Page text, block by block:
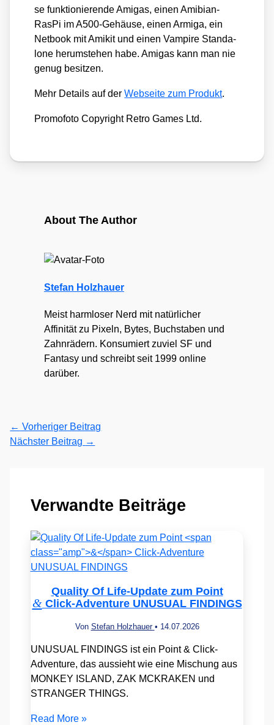
se funk­tio­nie­ren­de Ami­gas, einen Ami­bi­an-
RasPi im A500-Gehäu­se, einen Armi­ga, ein
Net­book mit Ami­kit und einen Vam­pi­re Stan­da­
lo­ne her­um­ste­hen habe. Ami­gas kann man nie
genug besit­zen.
Mehr Details auf derWeb­sei­te zum Pro­dukt.
Pro­mo­fo­to Copy­right Retro Games Ltd.
About The Author
Stefan Holzhauer
Meist harmloser Nerd mit natürlicher
Affinität zu Pixeln, Bytes, Buchstaben und
Zahnrädern. Konsumiert zuviel SF und
Fantasy und schreibt seit 1999 online
darüber.
← Vorheriger Beitrag
Nächster Beitrag →
Verwandte Beiträge
Quality Of Life-Update zum Point
&Click-Adventure UNUSUAL FINDINGS
Von Stefan Holzhauer • 14.07.2026
UNUSUAL FINDINGS ist ein Point & Click-
Adventure, das aussieht wie eine Mischung aus
MONKEY ISLAND, ZAK MCKRAKEN und
STRANGER THINGS.
Read More »